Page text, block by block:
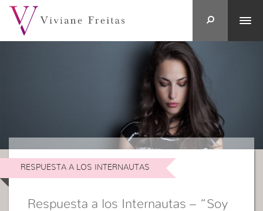
RESPUESTA A LOS INTERNAUTAS
Respuesta a los Internautas – “Soy